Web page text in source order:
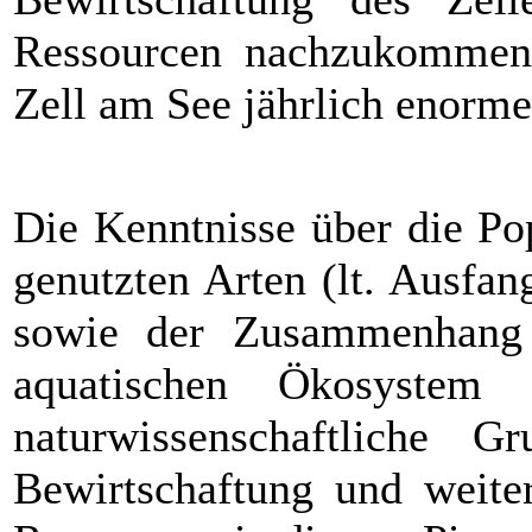
Ressourcen
Zell am See jährlich
Die Kenntnisse über die
genutzten Arten (lt.
sowie der
aquatischen
naturwissenschaftliche
Bewirtschaftung und